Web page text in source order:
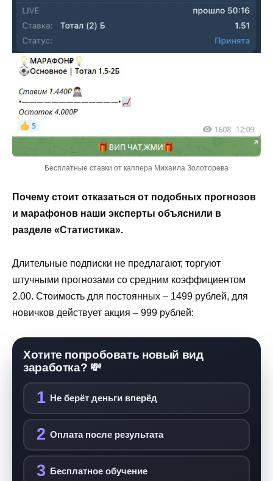
Бесплатные ставки от каппера Михаила Золоторева
Почему стоит отказаться от подобных прогнозов
и марафонов наши эксперты объяснили в
разделе «Статистика».
Длительные подписки не предлагают, торгуют
штучными прогнозами со средним коэффициентом
2.00. Стоимость для постоянных – 1499 рублей, для
новичков действует акция – 999 рублей:
Хотите попробовать новый вид
заработка? 💸
1 Не берёт деньги вперёд
2 Оплата после результата
3 Бесплатное обучение